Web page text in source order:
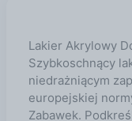
Lakier Akrylowy
Szybkoschnący
niedrażniącym
europejskiej
Zabawek.